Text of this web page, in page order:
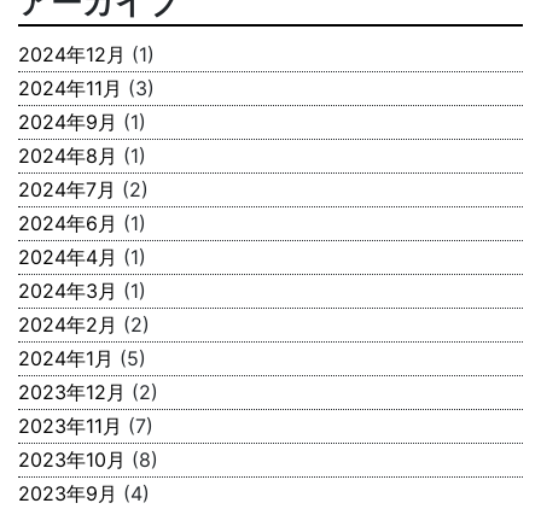
2024年12月 (1)
2024年11月 (3)
2024年9月 (1)
2024年8月 (1)
2024年7月 (2)
2024年6月 (1)
2024年4月 (1)
2024年3月 (1)
2024年2月 (2)
2024年1月 (5)
2023年12月 (2)
2023年11月 (7)
2023年10月 (8)
2023年9月 (4)